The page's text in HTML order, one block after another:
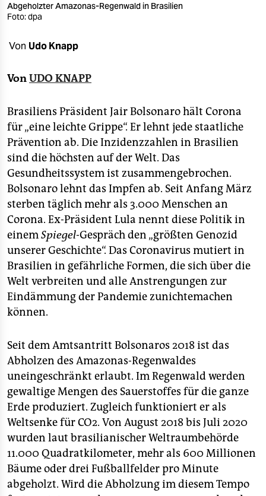
fragen & hilfe
unterstützen
genossenschaft
epaper login
Abgeholzter Amazonas-Regenwald in Brasilien
Foto: dpa
Von Udo Knapp
VonUDO KNAPP
Brasiliens Präsident Jair Bolsonaro hält Corona
für „eine leichte Grippe“. Er lehnt jede staatliche
Prävention ab. Die Inzidenzzahlen in Brasilien
sind die höchsten auf der Welt. Das
Gesundheitssystem ist zusammengebrochen.
Bolsonaro lehnt das Impfen ab. Seit Anfang März
sterben täglich mehr als 3.000 Menschen an
Corona. Ex-Präsident Lula nennt diese Politik in
einemSpiegel-Gespräch den „größten Genozid
unserer Geschichte“. Das Coronavirus mutiert in
Brasilien in gefährliche Formen, die sich über die
Welt verbreiten und alle Anstrengungen zur
Eindämmung der Pandemie zunichtemachen
können.
Seit dem Amtsantritt Bolsonaros 2018 ist das
Abholzen des Amazonas-Regenwaldes
uneingeschränkt erlaubt. Im Regenwald werden
gewaltige Mengen des Sauerstoffes für die ganze
Erde produziert. Zugleich funktioniert er als
Weltsenke für CO2. Von August 2018 bis Juli 2020
wurden laut brasilianischer Weltraumbehörde
11.000 Quadratkilometer, mehr als 600 Millionen
Bäume oder drei Fußballfelder pro Minute
abgeholzt. Wird die Abholzung im diesem Tempo